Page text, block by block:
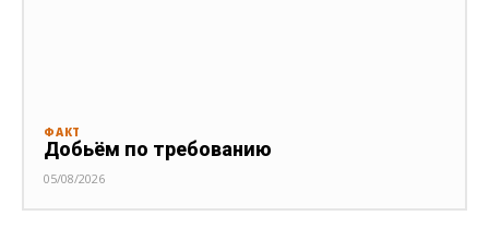
ФАКТ
Добьём по требованию
05/08/2026